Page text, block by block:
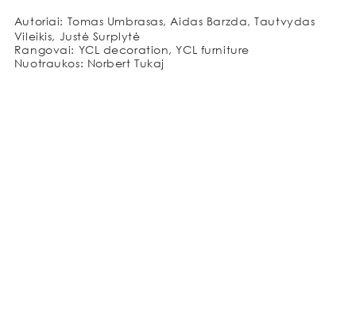
Autoriai: Tomas Umbrasas, Aidas Barzda, Tautvydas
Vileikis, Justė Surplytė
Rangovai: YCL decoration, YCL furniture
Nuotraukos: Norbert Tukaj